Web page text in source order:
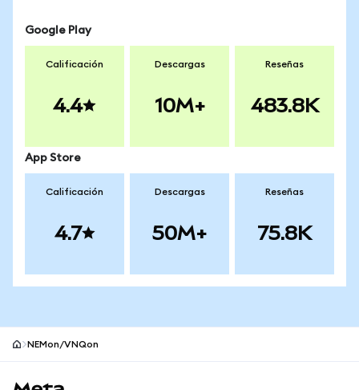
Google Play
Calificación
4.4
Descargas
10M+
Reseñas
483.8K
App Store
Calificación
4.7
Descargas
50M+
Reseñas
75.8K
NEMon/VNQon